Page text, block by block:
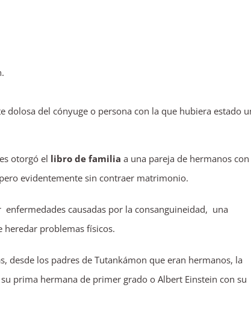
del cónyuge o persona con la que hubiera estado
otorgó el libro de familia a una pareja de hermanos
evidentemente sin contraer matrimonio.
causadas por la consanguineidad, una
heredar problemas físicos.
desde los padres de Tutankámon que eran hermanos, la
prima hermana de primer grado o Albert Einstein con su